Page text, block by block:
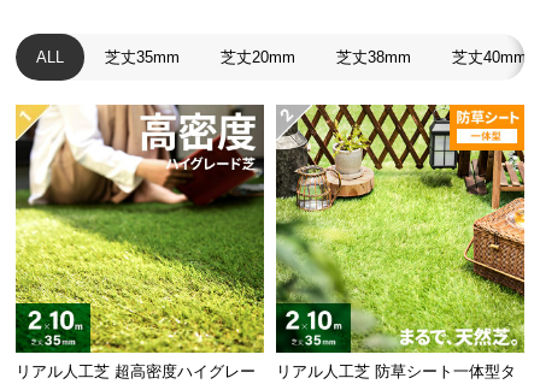
型
商
の
配
送
に
つ
い
て
小
型
ALL 芝丈35mm 芝丈20mm 芝丈38mm 芝丈40mm
リアル人工芝 超高密度ハイグレー
リアル人工芝 防草シート一体型タ